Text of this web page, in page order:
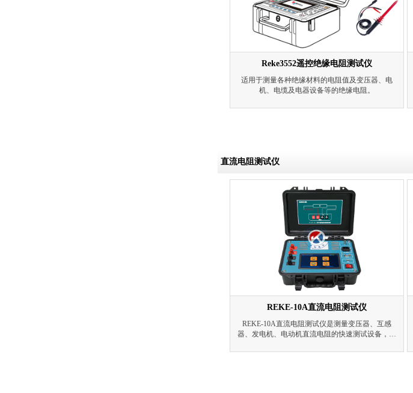
Reke3552遥控绝缘电阻测试仪
适用于测量各种绝缘材料的电阻值及变压器、电
机、电缆及电器设备等的绝缘电阻。
直流电阻测试仪
REKE-10A直流电阻测试仪
REKE-10A直流电阻测试仪是测量变压器、互感
器、发电机、电动机直流电阻的快速测试设备，是